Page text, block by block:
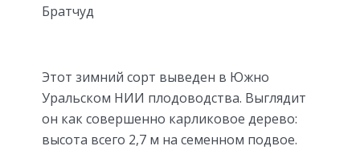
Братчуд
Этот зимний сорт выведен в Южно
Уральском НИИ плодоводства. Выглядит
он как совершенно карликовое дерево:
высота всего 2,7 м на семенном подвое.